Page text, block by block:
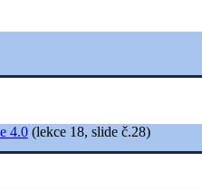
4.0 (lekce 18, slide č.28)